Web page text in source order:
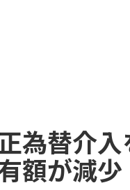
為替介
額が減少